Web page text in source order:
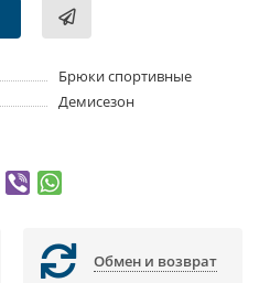
Брюки спортивные
Демисезон
Обмен и возврат